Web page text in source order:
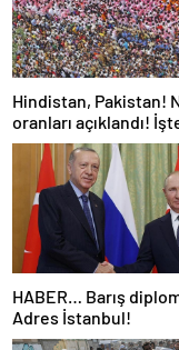
Hindistan, Pakistan!
oranları açıklandı!
Dünyanın en
Dünya haritası
HABER… Barış
Adres İstanbul!